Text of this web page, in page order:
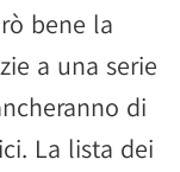
bene la
a una serie
di
La lista dei